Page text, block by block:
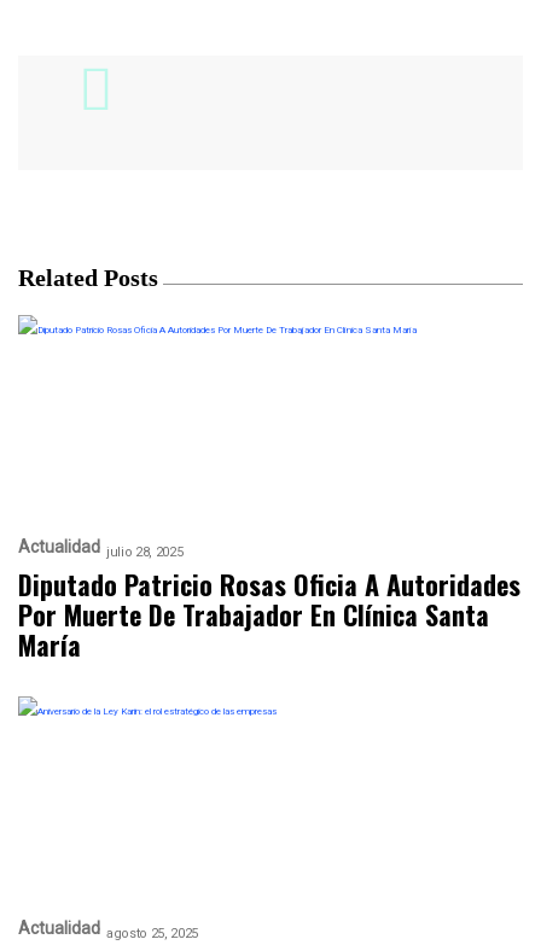
Related Posts
Actualidad julio 28, 2025
Diputado Patricio Rosas Oficia A Autoridades
Por Muerte De Trabajador En Clínica Santa
María
Actualidad agosto 25, 2025